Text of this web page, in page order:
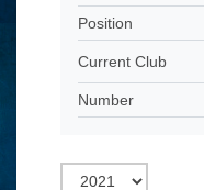
Position
Current Club
Number